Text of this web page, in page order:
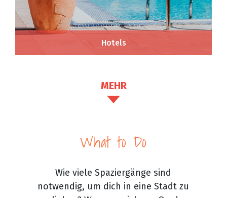
Hotels
MEHR
What to Do
Wie viele Spaziergänge sind
notwendig, um dich in eine Stadt zu